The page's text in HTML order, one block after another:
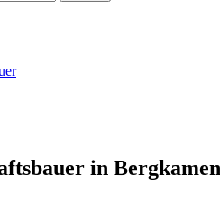
in Bergkamen